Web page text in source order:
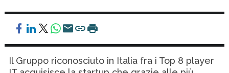
Il Gruppo riconosciuto in Italia fra i Top 8 player